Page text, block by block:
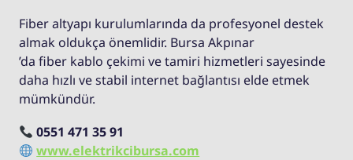
Fiber altyapı kurulumlarında da profesyonel destek
almak oldukça önemlidir. Bursa Akpınar
’da fiber kablo çekimi ve tamiri hizmetleri sayesinde
daha hızlı ve stabil internet bağlantısı elde etmek
mümkündür.
0551 471 35 91
www.elektrikcibursa.com